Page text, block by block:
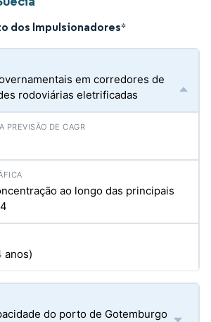
dos Impulsionadores*
em corredores de
rodoviárias eletrificadas
ao longo das principais
anos)
do porto de Gotemburgo